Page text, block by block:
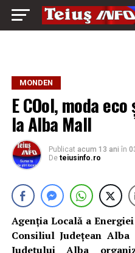
MONDEN
E COol, moda
la Alba Mall
Publicat acum 13 ani în
De teiusinfo.ro
Agenţia Locală a
Consiliul Judeţean
Judeţului Alba